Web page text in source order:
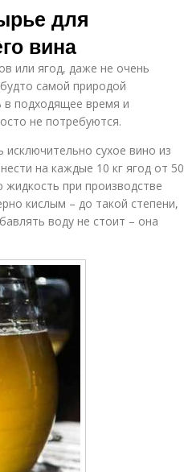
для
вина
или ягод, даже не очень
самой природой
в подходящее время и
не потребуются.
сухое вино из
на каждые 10 кг ягод от 50
при производстве
кислым – до такой степени,
воду не стоит – она